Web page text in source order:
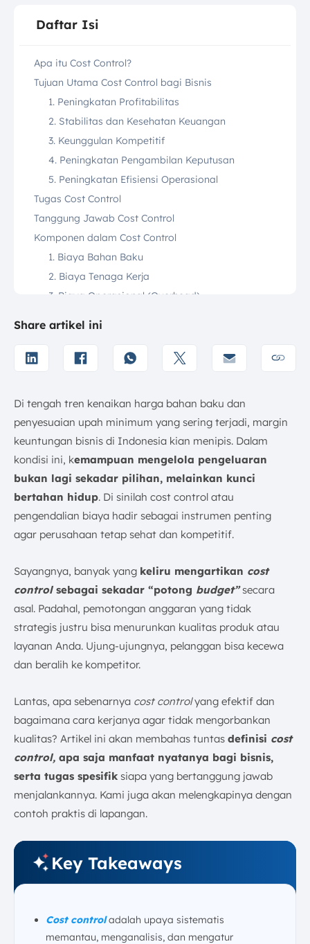
Daftar Isi
Apa itu Cost Control?
Tujuan Utama Cost Control bagi Bisnis
1. Peningkatan Profitabilitas
2. Stabilitas dan Kesehatan Keuangan
3. Keunggulan Kompetitif
4. Peningkatan Pengambilan Keputusan
5. Peningkatan Efisiensi Operasional
Tugas Cost Control
Tanggung Jawab Cost Control
Komponen dalam Cost Control
1. Biaya Bahan Baku
2. Biaya Tenaga Kerja
3. Biaya Operasional (Overhead)
2. Mengetahui yang Sudah Dikerjakan
3. Memahami Perbandingan Kinerja
5. Melakukan Koreksi
6. Pemberian Training kepada Seluruh Karyawan
Contoh Cost Control dalam Bisnis
1. Bernegosiasi dengan Pemasok
2. Mengoptimalkan Proses Produksi
3. Meninjau dan Menyesuaikan Anggaran
4. Menggunakan Teknologi dan Perangkat Lunak
Khusus
Tahapan dan Cara Kerja Cost Control
1. Pengawasan Fisik dalam Pengendalian Biaya
3. Pengelolaan Anggaran Statis dan Biaya Standar
4. Penggunaan Anggaran Fleksibel untuk
Pengendalian Biaya
Akuntansi
Penerapan Cost Control di Berbagai Bisnis
1. Bisnis Perhotelan
2. Bisnis Manufaktur
3. Bisnis Ritel
4. Bisnis Konstruksi
5. Bisnis Jasa
Kesimpulan
FAQ:
Share artikel ini
Di tengah tren kenaikan harga bahan baku dan
penyesuaian upah minimum yang sering terjadi, margin
keuntungan bisnis di Indonesia kian menipis. Dalam
kondisi ini, kemampuan mengelola pengeluaran
bukan lagi sekadar pilihan, melainkan kunci
bertahan hidup. Di sinilah cost control atau
pengendalian biaya hadir sebagai instrumen penting
agar perusahaan tetap sehat dan kompetitif.
Sayangnya, banyak yang keliru mengartikan cost
controlsebagai sekadar “potong budget”secara
asal. Padahal, pemotongan anggaran yang tidak
strategis justru bisa menurunkan kualitas produk atau
layanan Anda. Ujung-ujungnya, pelanggan bisa kecewa
dan beralih ke kompetitor.
Lantas, apa sebenarnya cost controlyang efektif dan
bagaimana cara kerjanya agar tidak mengorbankan
kualitas? Artikel ini akan membahas tuntas definisi cost
control, apa saja manfaat nyatanya bagi bisnis,
serta tugas spesifik siapa yang bertanggung jawab
menjalankannya. Kami juga akan melengkapinya dengan
contoh praktis di lapangan.
Key Takeaways
Cost controladalah upaya sistematis
memantau, menganalisis, dan mengatur